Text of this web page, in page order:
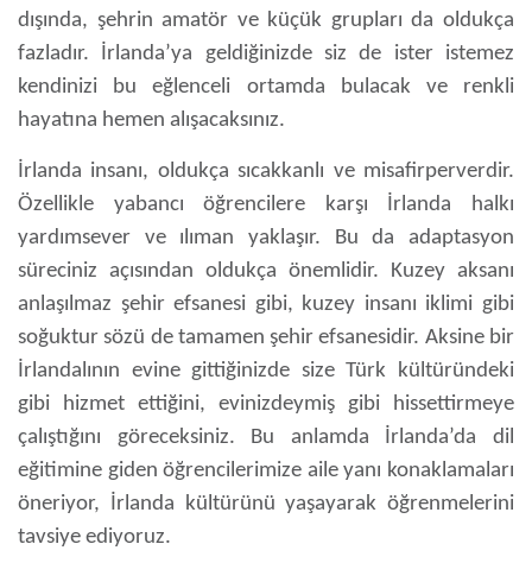
dışında, şehrin amatör ve küçük grupları da oldukça
fazladır. İrlanda’ya geldiğinizde siz de ister istemez
kendinizi bu eğlenceli ortamda bulacak ve renkli
hayatına hemen alışacaksınız.
İrlanda insanı, oldukça sıcakkanlı ve misafirperverdir.
Özellikle yabancı öğrencilere karşı İrlanda halkı
yardımsever ve ılıman yaklaşır. Bu da adaptasyon
süreciniz açısından oldukça önemlidir. Kuzey aksanı
anlaşılmaz şehir efsanesi gibi, kuzey insanı iklimi gibi
soğuktur sözü de tamamen şehir efsanesidir. Aksine bir
İrlandalının evine gittiğinizde size Türk kültüründeki
gibi hizmet ettiğini, evinizdeymiş gibi hissettirmeye
çalıştığını göreceksiniz. Bu anlamda İrlanda’da dil
eğitimine giden öğrencilerimize aile yanı konaklamaları
öneriyor, İrlanda kültürünü yaşayarak öğrenmelerini
tavsiye ediyoruz.